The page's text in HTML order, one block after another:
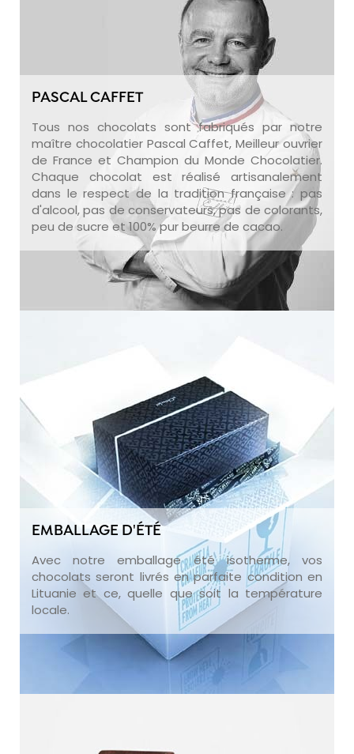
PASCAL CAFFET
Tous nos chocolats sont fabriqués par notre
maître chocolatier Pascal Caffet, Meilleur ouvrier
de France et Champion du Monde Chocolatier.
Chaque chocolat est réalisé artisanalement
dans le respect de la tradition française : pas
d'alcool, pas de conservateurs, pas de colorants,
peu de sucre et 100% pur beurre de cacao.
EMBALLAGE D'ÉTÉ
Avec notre emballage été isotherme, vos
chocolats seront livrés en parfaite condition en
Lituanie et ce, quelle que soit la température
locale.